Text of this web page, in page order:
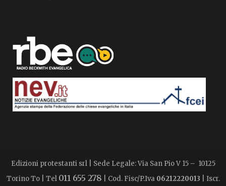
Edizioni protestanti srl | Sede Legale: Via San Pio V 15 – 10125
Torino To | Tel 011 655 278 | Cod. Fisc/P.Iva 06212220013 | Iscr.